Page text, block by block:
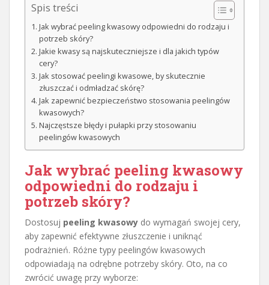
Spis treści
Jak wybrać peeling kwasowy odpowiedni do rodzaju i
potrzeb skóry?
Jakie kwasy są najskuteczniejsze i dla jakich typów
cery?
Jak stosować peelingi kwasowe, by skutecznie
złuszczać i odmładzać skórę?
Jak zapewnić bezpieczeństwo stosowania peelingów
kwasowych?
Najczęstsze błędy i pułapki przy stosowaniu
peelingów kwasowych
Jak wybrać peeling kwasowy
odpowiedni do rodzaju i
potrzeb skóry?
Dostosuj peeling kwasowy do wymagań swojej cery,
aby zapewnić efektywne złuszczenie i uniknąć
podrażnień. Różne typy peelingów kwasowych
odpowiadają na odrębne potrzeby skóry. Oto, na co
zwrócić uwagę przy wyborze: